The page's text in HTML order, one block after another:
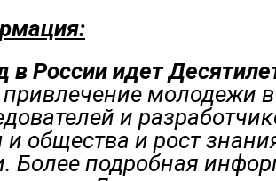
в России идет
молодежи в
и
и общества и рост
Более подробная